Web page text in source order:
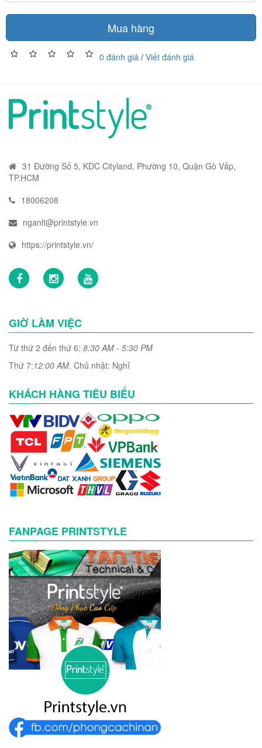
Mua hàng
0 đánh giá / Viết đánh giá
31 Đường Số 5, KDC Cityland, Phường 10, Quận Gò Vấp,
TP.HCM
18006208
nganlt@printstyle.vn
https://printstyle.vn/
GIỜ LÀM VIỆC
Từ thứ 2 đến thứ 6: 8:30 AM - 5:30 PM
Thứ 7:12:00 AM. Chủ nhật: Nghỉ
KHÁCH HÀNG TIÊU BIỂU
FANPAGE PRINTSTYLE